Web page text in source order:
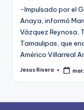
-Impulsado por el
Anaya, informó
Vázquez Reynosa,
Tamaulipas, que
Américo Villarreal
Publicado
Jesus Rivera